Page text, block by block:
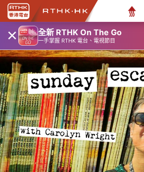
× 全新 RTHK On The Go
一手掌握 RTHK 電台、電視節目